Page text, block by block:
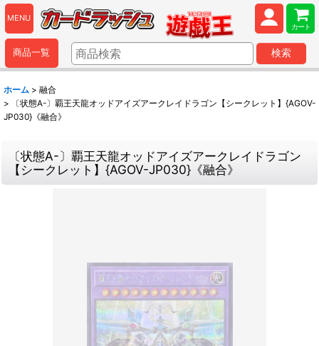
MENU
カート
商品一覧 検索
ホーム > 融合
>
〔状態A-〕覇王天龍オッドアイズアークレイドラゴン【シークレット】{AGOV-
JP030}《融合》
〔状態A-〕覇王天龍オッドアイズアークレイドラゴン
【シークレット】{AGOV-JP030}《融合》